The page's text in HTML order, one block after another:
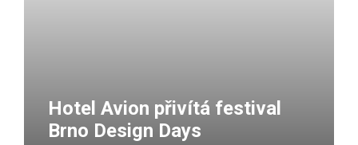
Hotel Avion přivítá festival
Brno Design Days